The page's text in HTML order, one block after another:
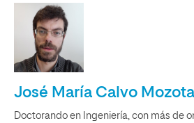
José María Calvo Mozota
Doctorando en Ingeniería, con más de